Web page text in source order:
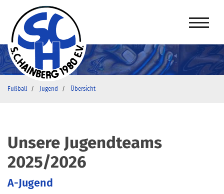
Fußball Jugend Übersicht
Unsere Jugendteams
2025/2026
A-Jugend